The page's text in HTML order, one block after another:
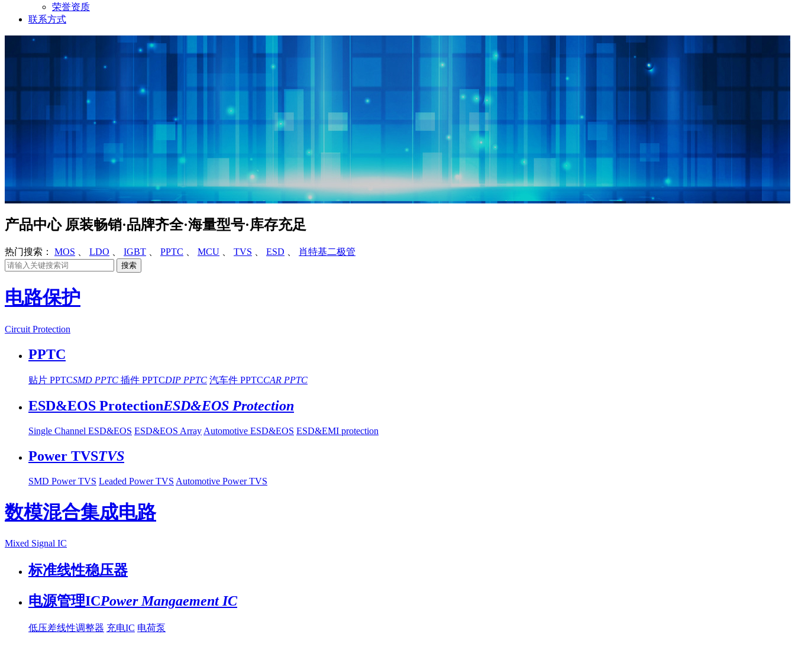
荣誉资质
联系方式
产品中心原装畅销·品牌齐全·海量型号·库存充足
热门搜索： MOS LDO IGBT PPTC MCU TVS ESD 肖特基二极管
电路保护
Circuit Protection
PPTC
贴片 PPTCSMD PPTC 插件 PPTCDIP PPTC 汽车件 PPTCCAR PPTC
ESD&EOS ProtectionESD&EOS Protection
Single Channel ESD&EOS ESD&EOS Array Automotive ESD&EOS ESD&EMI protection
Power TVSTVS
SMD Power TVS Leaded Power TVS Automotive Power TVS
数模混合集成电路
Mixed Signal IC
标准线性稳压器
电源管理ICPower Mangaement IC
低压差线性调整器 充电IC 电荷泵